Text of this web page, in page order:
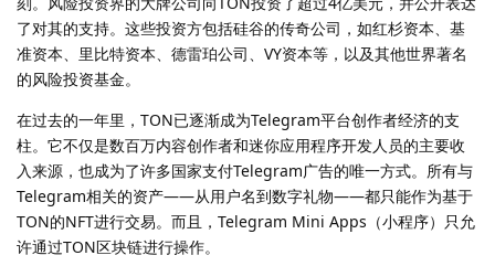
了对其的支持。这些投资方包括硅谷的传奇公司，如红杉资本、基
准资本、里比特资本、德雷珀公司、VY资本等，以及其他世界著名
的风险投资基金。
在过去的一年里，TON已逐渐成为Telegram平台创作者经济的支
柱。它不仅是数百万内容创作者和迷你应用程序开发人员的主要收
入来源，也成为了许多国家支付Telegram广告的唯一方式。所有与
Telegram相关的资产——从用户名到数字礼物——都只能作为基于
TON的NFT进行交易。而且，Telegram Mini Apps（小程序）只允
许通过TON区块链进行操作。